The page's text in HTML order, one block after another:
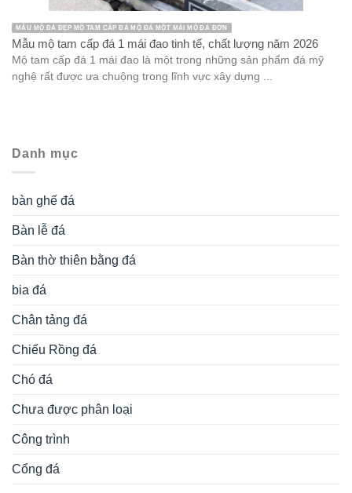
MẪU MỘ ĐÁ ĐẸP MỘ TAM CẤP ĐÁ MỘ ĐÁ MỘT MÁI MỘ ĐÁ ĐƠN
Mẫu mộ tam cấp đá 1 mái đao tinh tế, chất lượng năm 2026
Mộ tam cấp đá 1 mái đao là một trong những sản phẩm đá mỹ
nghệ rất được ưa chuộng trong lĩnh vực xây dựng ...
Danh mục
bàn ghế đá
Bàn lễ đá
Bàn thờ thiên bằng đá
bia đá
Chân tảng đá
Chiếu Rồng đá
Chó đá
Chưa được phân loại
Công trình
Cổng đá